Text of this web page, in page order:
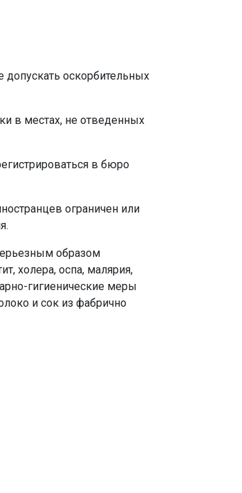
оскорбительных
в местах, не отведенных
в бюро
ограничен или
образом
холера, оспа, малярия,
гигиенические меры
и сок из фабрично